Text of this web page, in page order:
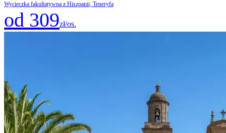
Wycieczka fakultatywna z Hiszpanii, Teneryfa
od 309zł/os.